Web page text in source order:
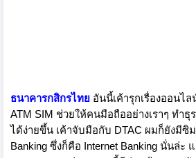
ธนาคารกสิกรไทย อันนี้เค้ารุกเรื่องออนไ
ATM SIM ช่วยให้คนมือถืออย่างเราๆ ทำธุร
ได้ง่ายขึ้น เค้าจับมือกับ DTAC ผมก็ยังมีซิ
Banking ซึ่งก็คือ Internet Banking นั่นล่ะ